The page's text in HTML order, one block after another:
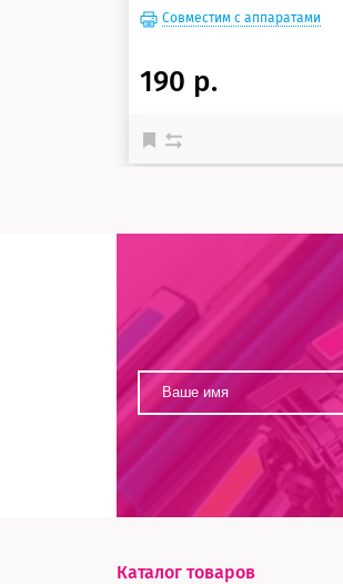
Совместим с аппаратами
190 р.
Каталог товаров